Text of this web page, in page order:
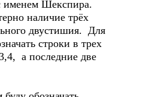
именем Шекспира.
наличие трёх
двустишия. Для
строки в трех
а последние две